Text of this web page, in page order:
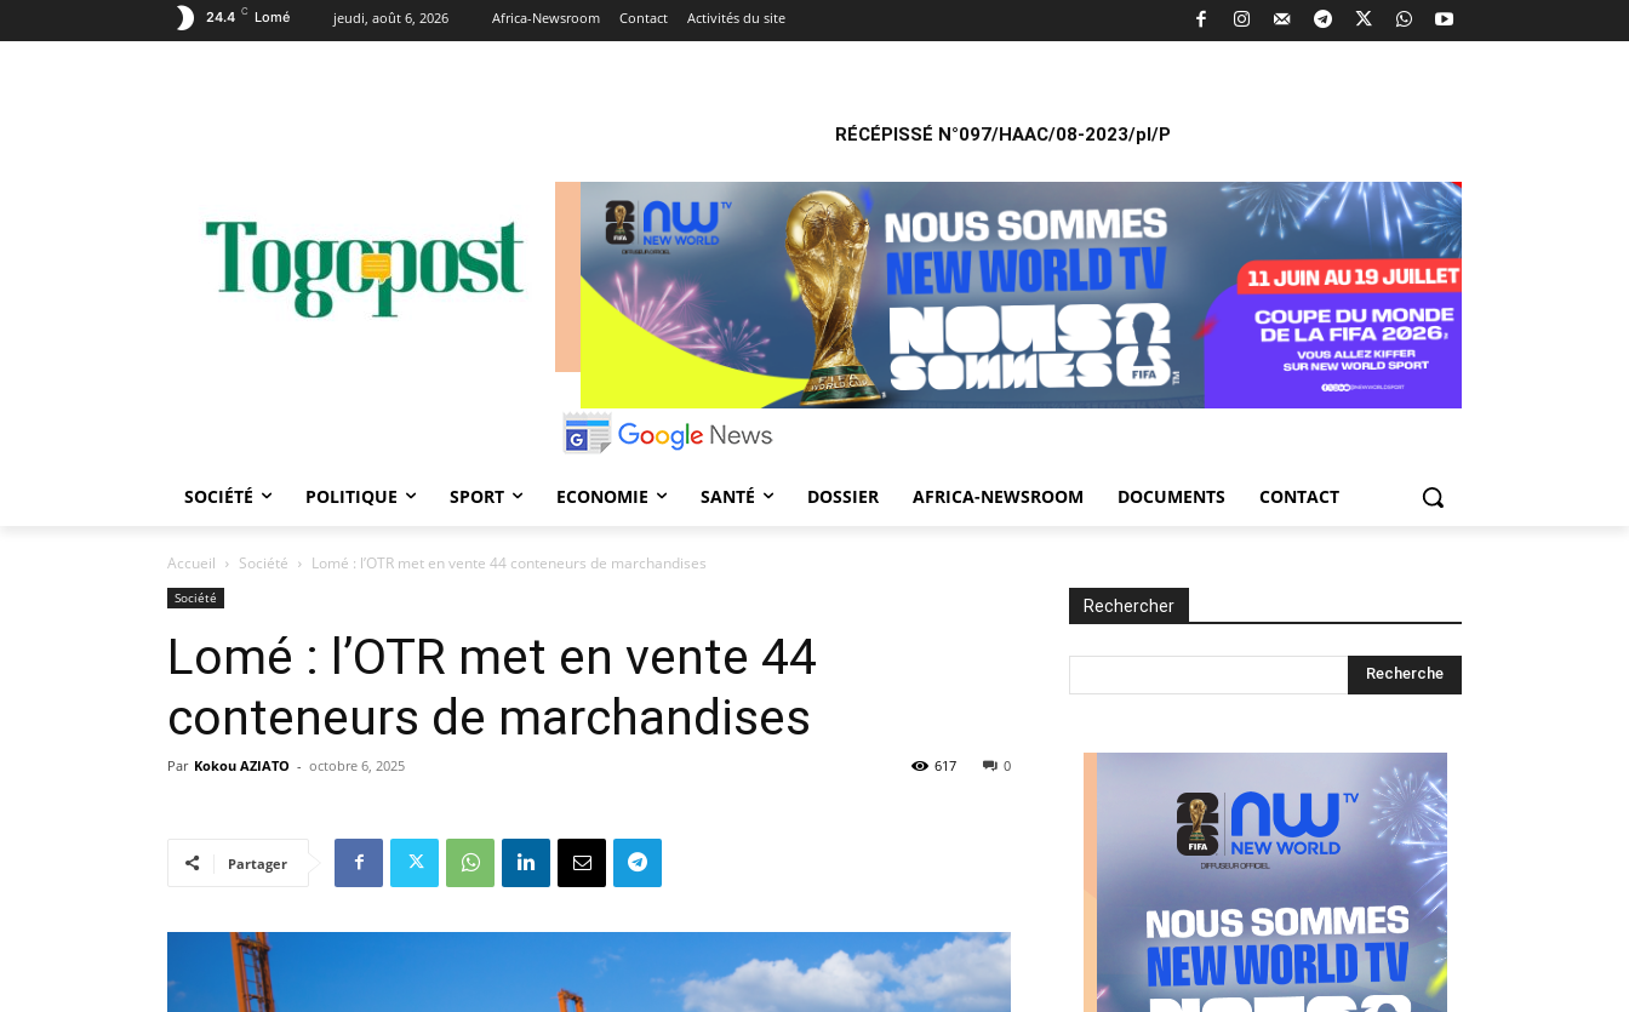
24.4 C Lomé jeudi, août 6, 2026 Africa-Newsroom Contact Activités du site
RÉCÉPISSÉ N°097/HAAC/08-2023/pl/P
SOCIÉTÉ POLITIQUE SPORT ECONOMIE SANTÉ DOSSIER AFRICA-NEWSROOM DOCUMENTS CONTACT
Accueil Société Lomé : l’OTR met en vente 44 conteneurs de marchandises
Société
Lomé : l’OTR met en vente 44
conteneurs de marchandises
Par Kokou AZIATO - octobre 6, 2025 0
617
Partager
Rechercher